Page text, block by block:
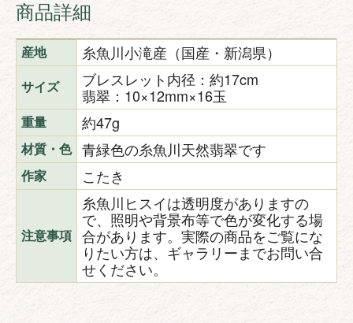
商品詳細
産地 糸魚川小滝産（国産・新潟県）
サイズ
ブレスレット内径：約17cm
翡翠：10×12mm×16玉
重量 約47g
材質・色 青緑色の糸魚川天然翡翠です
作家 こたき
注意事項
糸魚川ヒスイは透明度がありますの
で、照明や背景布等で色が変化する場
合があります。実際の商品をご覧にな
りたい方は、ギャラリーまでお問い合
せください。